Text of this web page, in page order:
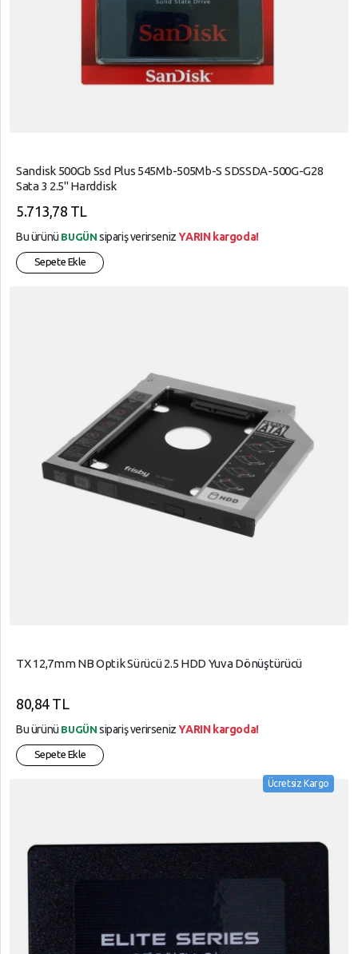
Sandisk 500Gb Ssd Plus 545Mb-505Mb-S SDSSDA-500G-G28
Sata 3 2.5" Harddisk
5.713,78 TL
Bu ürünü BUGÜN sipariş verirsenizYARIN kargoda!
Sepete Ekle
TX 12,7mm NB Optik Sürücü 2.5 HDD Yuva Dönüştürücü
80,84 TL
Bu ürünü BUGÜN sipariş verirsenizYARIN kargoda!
Sepete Ekle
Ücretsiz Kargo